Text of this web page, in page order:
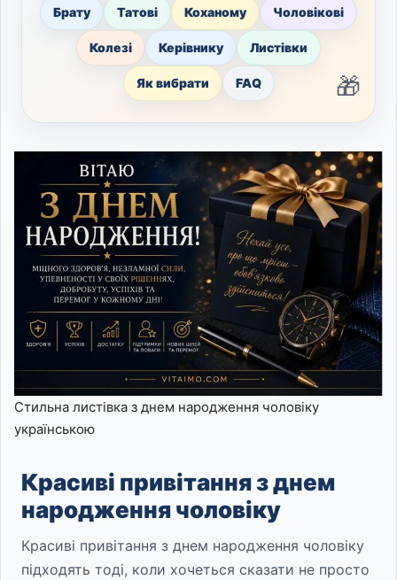
Брату Татові Коханому Чоловікові
Колезі Керівнику Листівки
Як вибрати FAQ
Стильна листівка з днем народження чоловіку
українською
Красиві привітання з днем
народження чоловіку
Красиві привітання з днем народження чоловіку
підходять тоді, коли хочеться сказати не просто